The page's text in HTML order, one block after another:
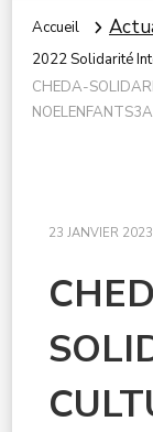
Accueil
2022 Solidarité
CHEDA-
23 JANVIER 2023